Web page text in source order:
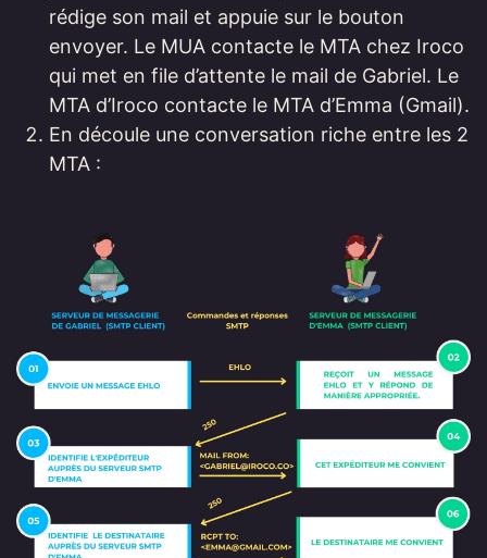
rédige son mail et appuie sur le bouton
envoyer. Le MUA contacte le MTA chez Iroco
qui met en file d’attente le mail de Gabriel. Le
MTA d’Iroco contacte le MTA d’Emma (Gmail).
En découle une conversation riche entre les 2
MTA :